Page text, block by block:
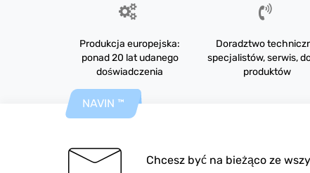
Produkcja europejska:
ponad 20 lat udanego
doświadczenia
Doradztwo
specjalistów, serwis,
produktów
NAVIN ™
Chcesz być na bieżąco ze